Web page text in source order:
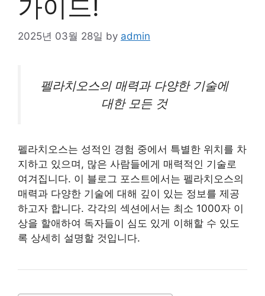
가이드!
2025년 03월 28일 by admin
펠라치오스의 매력과 다양한 기술에
대한 모든 것
펠라치오스는 성적인 경험 중에서 특별한 위치를 차
지하고 있으며, 많은 사람들에게 매력적인 기술로
여겨집니다. 이 블로그 포스트에서는 펠라치오스의
매력과 다양한 기술에 대해 깊이 있는 정보를 제공
하고자 합니다. 각각의 섹션에서는 최소 1000자 이
상을 할애하여 독자들이 심도 있게 이해할 수 있도
록 상세히 설명할 것입니다.